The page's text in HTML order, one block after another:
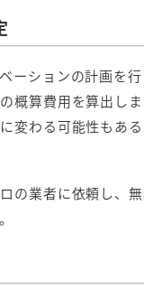
ーションの計画を
概算費用を算出し
変わる可能性もあ
の業者に依頼し、